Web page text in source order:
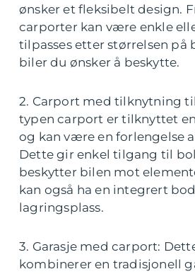
ønsker et fleksibelt design.
carporter kan være enkle
tilpasses etter størrelsen på
biler du ønsker å beskytte.
2. Carport med tilknytning
typen carport er tilknyttet
og kan være en forlengelse
Dette gir enkel tilgang til
beskytter bilen mot
kan også ha en integrert
lagringsplass.
3. Garasje med carport:
kombinerer en tradisjonell